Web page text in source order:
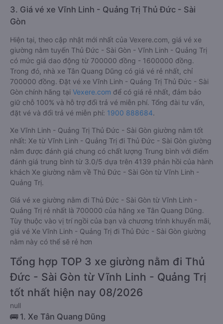
3. Giá vé xe Vĩnh Linh - Quảng Trị Thủ Đức - Sài
Gòn
Hiện tại, theo cập nhật mới nhất của Vexere.com, giá vé xe
giường nằm tuyến Thủ Đức - Sài Gòn - Vĩnh Linh - Quảng Trị
có mức giá dao động từ 700000 đồng - 1600000 đồng.
Trong đó, nhà xe Tân Quang Dũng có giá vé rẻ nhất, chỉ
700000 đồng. Đặt vé xe Vĩnh Linh - Quảng Trị Thủ Đức - Sài
Gòn chính hãng tại Vexere.com để có giá rẻ nhất, đảm bảo
giữ chỗ 100% và hỗ trợ đổi trả vé miễn phí. Tổng đài tư vấn,
đặt vé và đổi trả vé miễn phí: 1900 888684.
Xe Vĩnh Linh - Quảng Trị Thủ Đức - Sài Gòn giường nằm tốt
nhất: Xe từ Vĩnh Linh - Quảng Trị đi Thủ Đức - Sài Gòn giường
nằm được đánh giá chung có chất lượng Trung bình với điểm
đánh giá trung bình từ 3.0/5 dựa trên 4139 phản hồi của hành
khách Xe giường nằm về Thủ Đức - Sài Gòn từ Vĩnh Linh -
Quảng Trị.
Giá vé xe giường nằm đi Thủ Đức - Sài Gòn từ Vĩnh Linh -
Quảng Trị rẻ nhất là 700000 của hãng xe Tân Quang Dũng.
Tùy thuộc vào vị trí ngồi của bạn và chương trình khuyến mãi,
giá vé Xe Vĩnh Linh - Quảng Trị đi Thủ Đức - Sài Gòn giường
nằm này có thể sẽ rẻ hơn
Tổng hợp TOP 3 xe giường nằm đi Thủ
Đức - Sài Gòn từ Vĩnh Linh - Quảng Trị
tốt nhất hiện nay 08/2026
null
🚌 1. Xe Tân Quang Dũng